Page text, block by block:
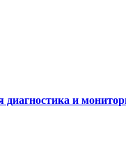
диагностика и